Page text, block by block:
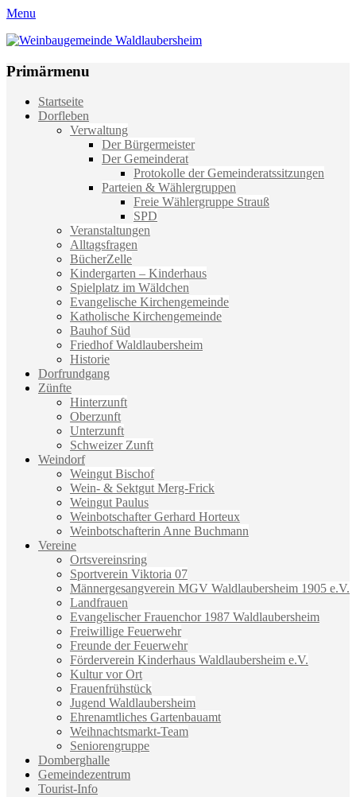
Menu
Weinbaugemeinde Waldlaubersheim
Primärmenu
Weiter
zum
Startseite
Dorfleben
Verwaltung
Der Bürgermeister
Der Gemeinderat
Protokolle der Gemeinderatssitzungen
Parteien & Wählergruppen
Freie Wählergruppe Strauß
SPD
Veranstaltungen
Alltagsfragen
BücherZelle
Kindergarten – Kinderhaus
Spielplatz im Wäldchen
Evangelische Kirchengemeinde
Katholische Kirchengemeinde
Bauhof Süd
Friedhof Waldlaubersheim
Historie
Dorfrundgang
Zünfte
Hinterzunft
Oberzunft
Unterzunft
Schweizer Zunft
Weindorf
Weingut Bischof
Wein- & Sektgut Merg-Frick
Weingut Paulus
Weinbotschafter Gerhard Horteux
Weinbotschafterin Anne Buchmann
Vereine
Ortsvereinsring
Sportverein Viktoria 07
Männergesangverein MGV Waldlaubersheim 1905 e.V.
Landfrauen
Evangelischer Frauenchor 1987 Waldlaubersheim
Freiwillige Feuerwehr
Freunde der Feuerwehr
Förderverein Kinderhaus Waldlaubersheim e.V.
Kultur vor Ort
Frauenfrühstück
Jugend Waldlaubersheim
Ehrenamtliches Gartenbauamt
Weihnachtsmarkt-Team
Seniorengruppe
Domberghalle
Gemeindezentrum
Tourist-Info